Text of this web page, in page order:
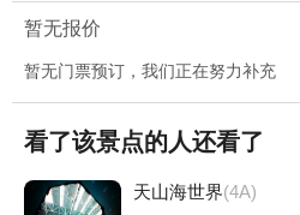
暂无报价
暂无门票预订，我们正在努力补充
看了该景点的人还看了
天山海世界(4A)